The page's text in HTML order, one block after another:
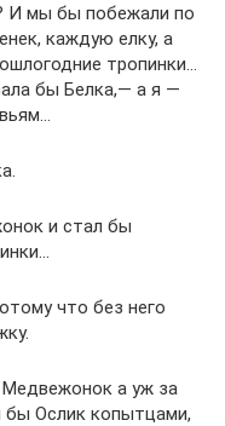
И мы бы побежали по
каждую елку, а
тропинки…
бы Белка,— а я —
и стал бы
что без него
а уж за
Ослик копытцами,